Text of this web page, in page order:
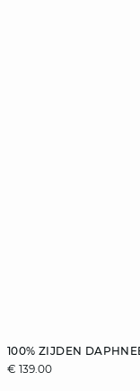
100% ZIJDEN
€ 139.00